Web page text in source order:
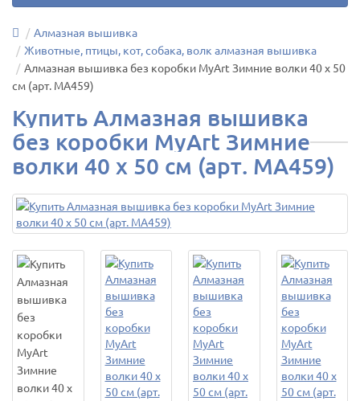
Алмазная вышивка
Животные, птицы, кот, собака, волк алмазная вышивка
Алмазная вышивка без коробки MyArt Зимние волки 40 х 50
см (арт. MA459)
Купить Алмазная вышивка
без коробки MyArt Зимние
волки 40 х 50 см (арт. MA459)